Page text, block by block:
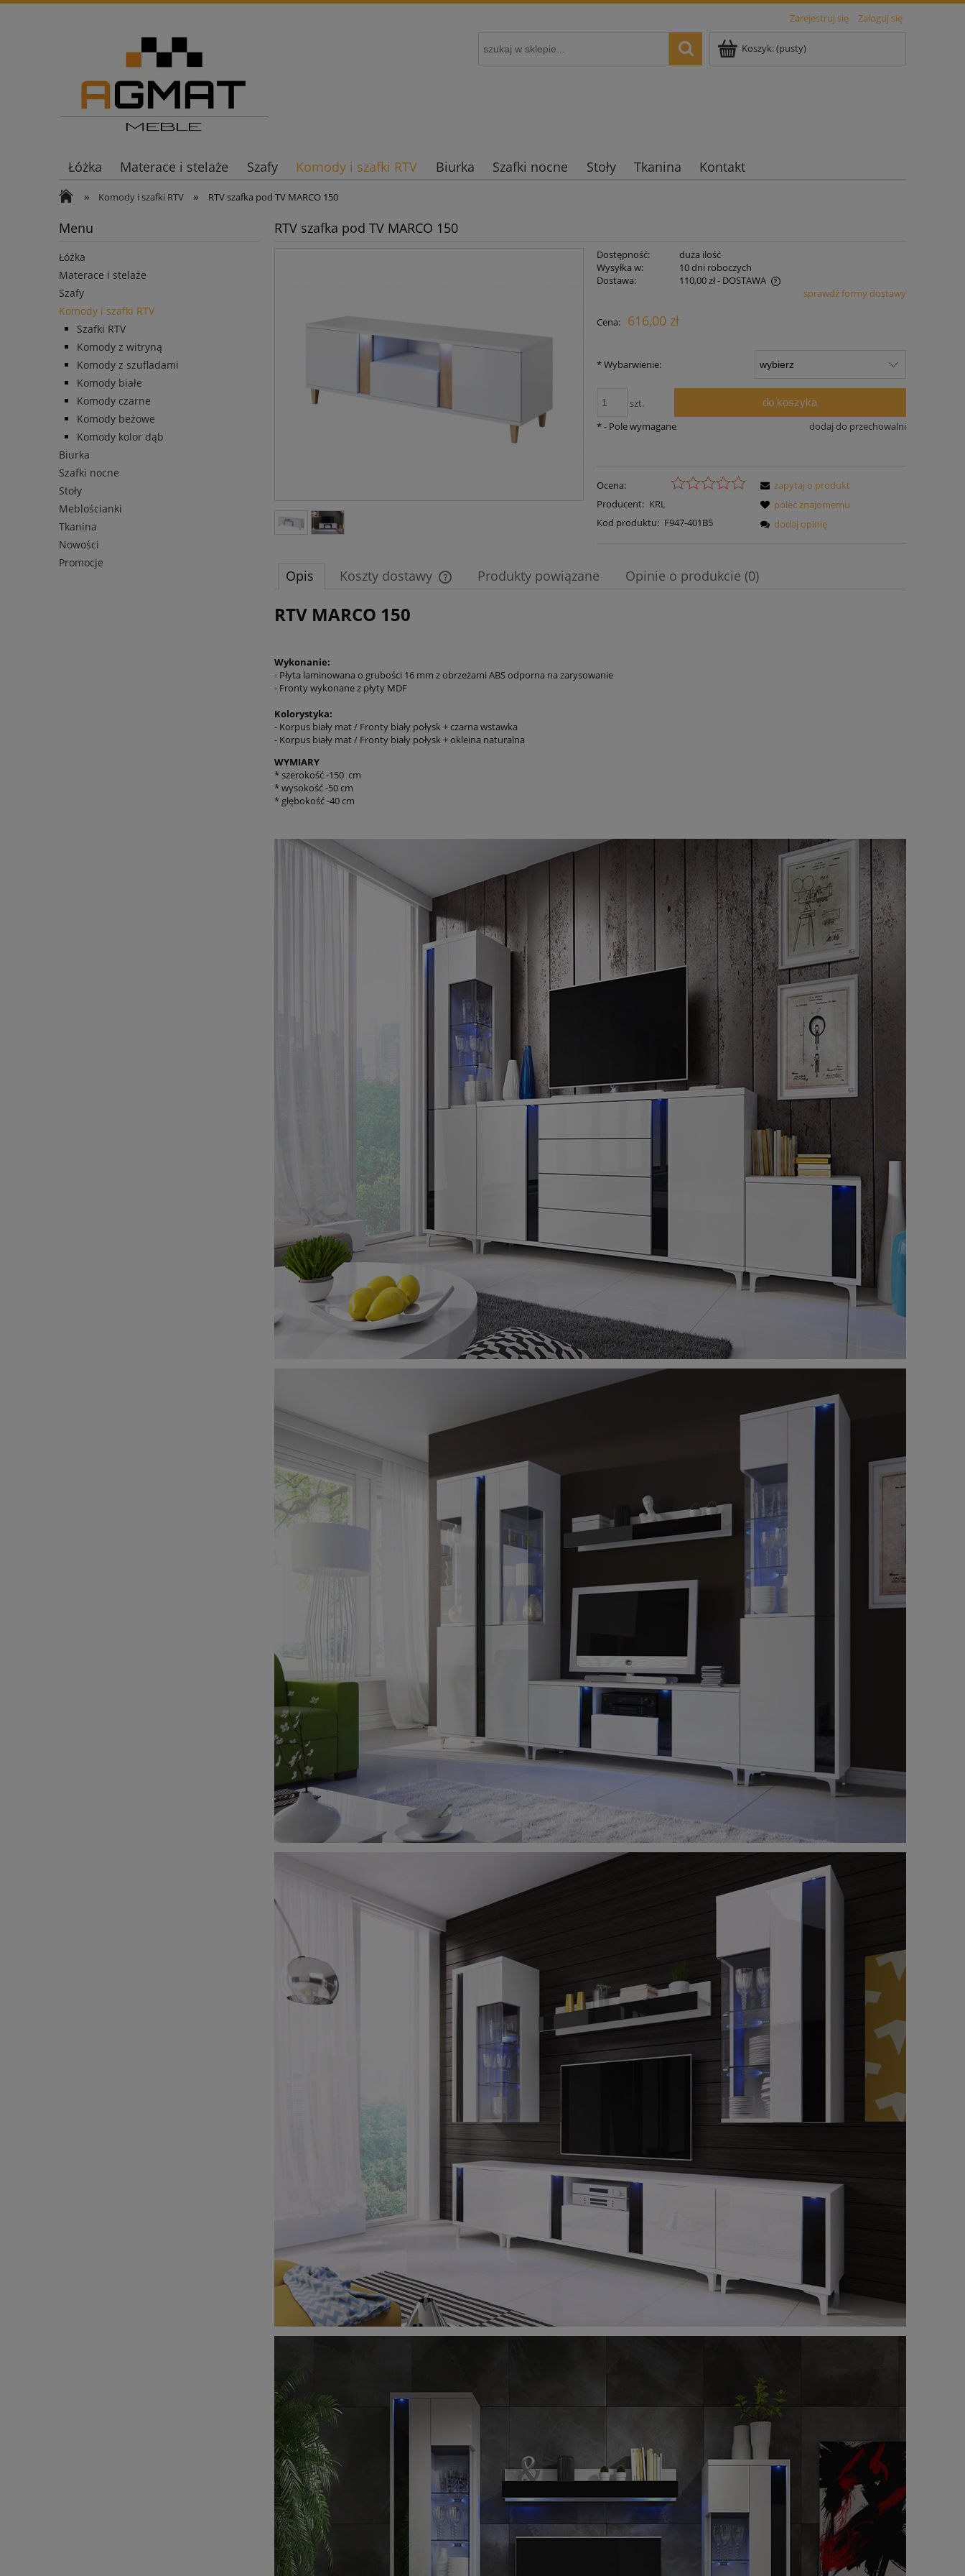
Zarejestruj się Zaloguj się
Koszyk:(pusty)
Łóżka Materace i stelaże Szafy Komody i szafki RTV Biurka Szafki nocne Stoły Tkanina Kontakt
» Komody i szafki RTV » RTV szafka pod TV MARCO 150
Menu
Łóżka
Materace i stelaże
Szafy
Komody i szafki RTV
Szafki RTV
Komody z witryną
Komody z szufladami
Komody białe
Komody czarne
Komody beżowe
Komody kolor dąb
Biurka
Szafki nocne
Stoły
Meblościanki
Tkanina
Nowości
Promocje
RTV szafka pod TV MARCO 150
Dostępność:
duża ilość
Wysyłka w:
10 dni roboczych
Dostawa:
110,00 zł- DOSTAWA
płatności
sprawdź formy dostawy
Cena: 616,00 zł
*Wybarwienie:
szt. do koszyka
dodaj do przechowalni
*- Pole wymagane
Ocena:
Producent: KRL
Kod produktu: F947-401B5
zapytaj o produkt
poleć znajomemu
dodaj opinię
Opis Koszty dostawy Produkty powiązane Opinie o produkcie (0)
RTV MARCO 150
Wykonanie:
- Płyta laminowana o grubości 16 mm z obrzeżami ABS odporna na zarysowanie
- Fronty wykonane z płyty MDF
Kolorystyka:
- Korpus biały mat / Fronty biały połysk + czarna wstawka
- Korpus biały mat / Fronty biały połysk + okleina naturalna
WYMIARY
* szerokość -150 cm
* wysokość -50 cm
* głębokość -40 cm